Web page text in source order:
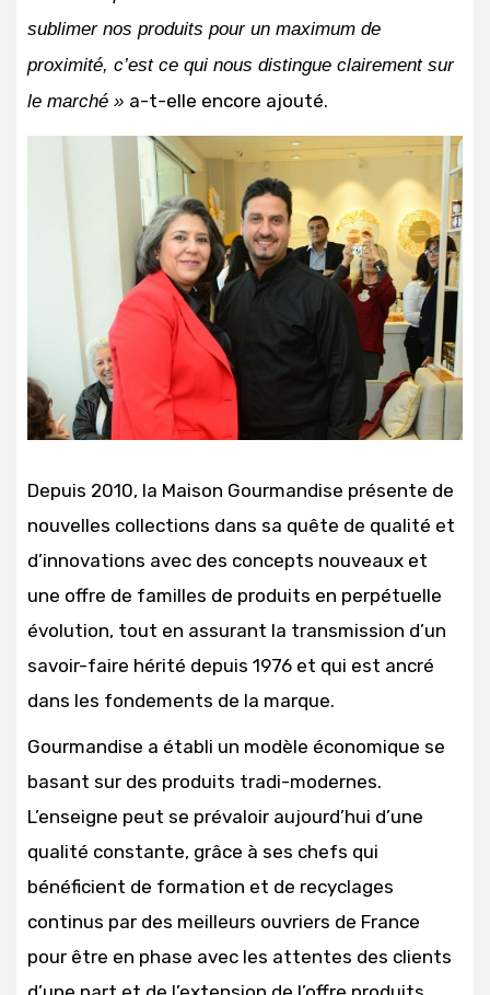
sublimer nos produits pour un maximum de
proximité, c’est ce qui nous distingue clairement sur
le marché » a-t-elle encore ajouté.
Depuis 2010, la Maison Gourmandise présente de
nouvelles collections dans sa quête de qualité et
d’innovations avec des concepts nouveaux et
une offre de familles de produits en perpétuelle
évolution, tout en assurant la transmission d’un
savoir-faire hérité depuis 1976 et qui est ancré
dans les fondements de la marque.
Gourmandise a établi un modèle économique se
basant sur des produits tradi-modernes.
L’enseigne peut se prévaloir aujourd’hui d’une
qualité constante, grâce à ses chefs qui
bénéficient de formation et de recyclages
continus par des meilleurs ouvriers de France
pour être en phase avec les attentes des clients